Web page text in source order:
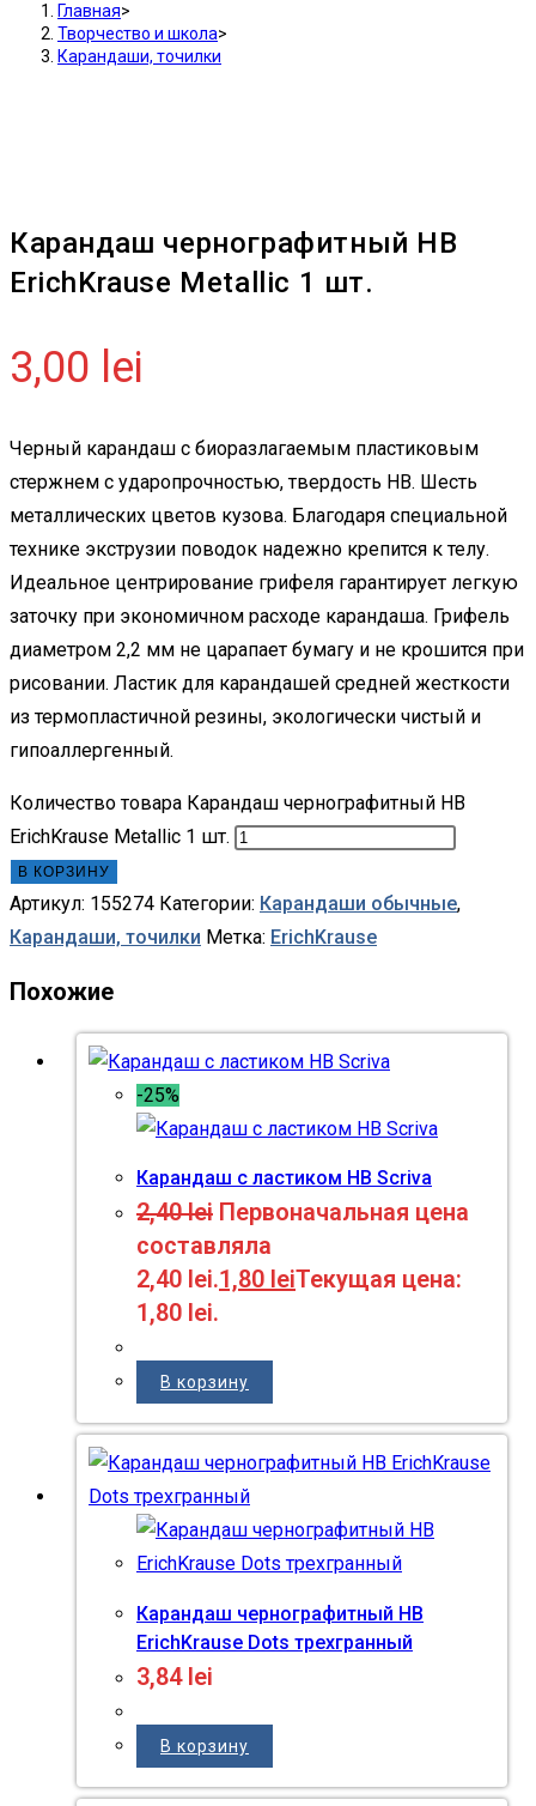
Главная>
Творчество и школа>
Карандаши, точилки
Карандаш чернографитный HB
ErichKrause Metallic 1 шт.
3,00 lei
Черный карандаш с биоразлагаемым пластиковым
стержнем с ударопрочностью, твердость HB. Шесть
металлических цветов кузова. Благодаря специальной
технике экструзии поводок надежно крепится к телу.
Идеальное центрирование грифеля гарантирует легкую
заточку при экономичном расходе карандаша. Грифель
диаметром 2,2 мм не царапает бумагу и не крошится при
рисовании. Ластик для карандашей средней жесткости
из термопластичной резины, экологически чистый и
гипоаллергенный.
Количество товара Карандаш чернографитный HB
ErichKrause Metallic 1 шт.
В КОРЗИНУ
Артикул: 155274 Категории: Карандаши обычные,
Карандаши, точилки Метка: ErichKrause
Похожие
-25%
Карандаш с ластиком HB Scriva
2,40lei Первоначальная цена
составляла
2,40 lei.1,80 leiТекущая цена:
1,80 lei.
В корзину
Карандаш чернографитный HB
ErichKrause Dots трехгранный
3,84 lei
В корзину